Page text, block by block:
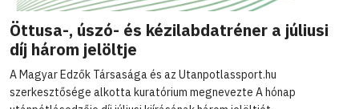
Öttusa-, úszó- és kézilabdatréner a júliusi
díj három jelöltje
A Magyar Edzők Társasága és az Utanpotlassport.hu
szerkesztősége alkotta kuratórium megnevezte A hónap